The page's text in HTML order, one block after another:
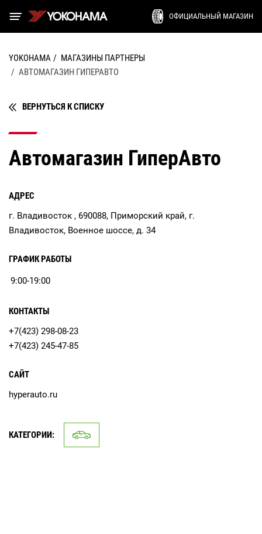
ОФИЦИАЛЬНЫЙ МАГАЗИН
YOKOHAMA
МАГАЗИНЫ ПАРТНЕРЫ
АВТОМАГАЗИН ГИПЕРАВТО
ВЕРНУТЬСЯ К СПИСКУ
Автомагазин ГиперАвто
АДРЕС
г. Владивосток , 690088, Приморский край, г.
Владивосток, Военное шоссе, д. 34
ГРАФИК РАБОТЫ
9:00-19:00
КОНТАКТЫ
+7(423) 298-08-23
+7(423) 245-47-85
САЙТ
hyperauto.ru
КАТЕГОРИИ: